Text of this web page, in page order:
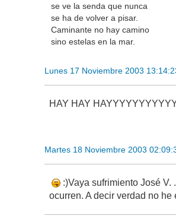
se ve la senda que nunca
se ha de volver a pisar.
Caminante no hay camino
sino estelas en la mar.
Lunes 17 Noviembre 2003
HAY HAY
Martes 18 Noviembre 2003
:)Vaya sufrimiento José
ocurren. A decir verdad no